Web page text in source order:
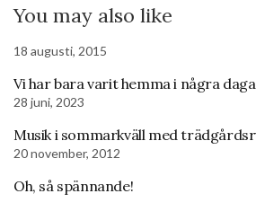
You may also like
18 augusti, 2015
Vi har bara varit hemma i några
28 juni, 2023
Musik i sommarkväll med
20 november, 2012
Oh, så spännande!